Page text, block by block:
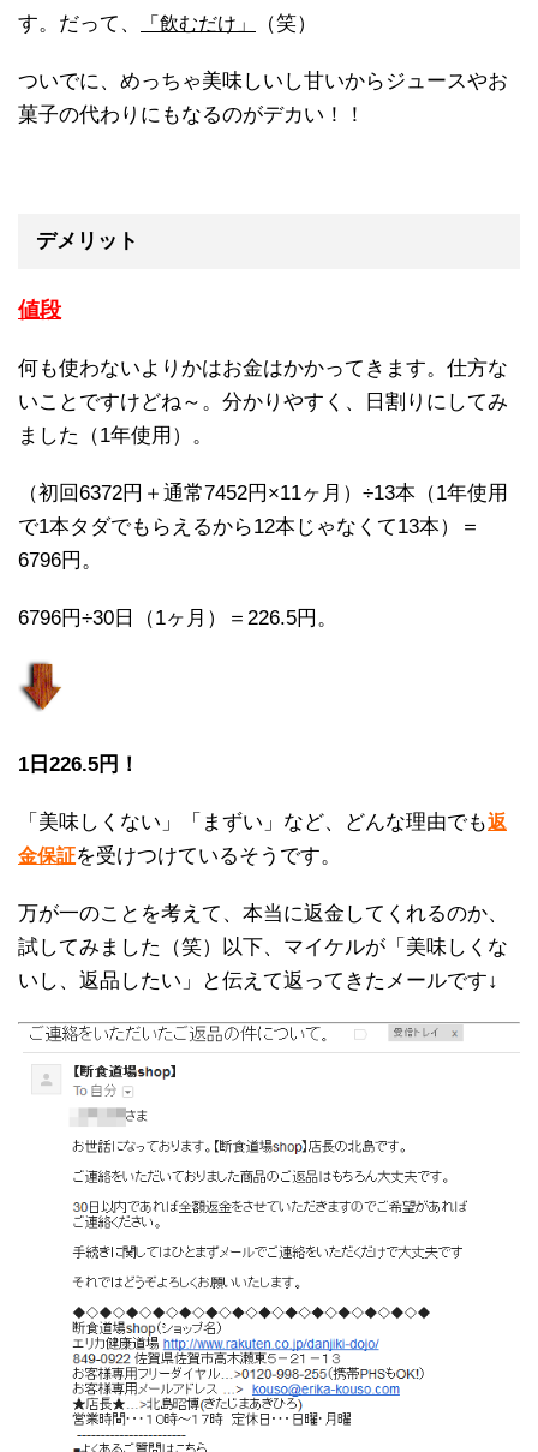
す。だって、
「飲むだけ」 （笑）
ついでに、めっちゃ美味しいし甘いからジュースやお
菓子の代わりにもなるのがデカい！！
デメリット
値段
何も使わないよりかはお金はかかってきます。仕方な
いことですけどね～。分かりやすく、日割りにしてみ
ました（1年使用）。
（初回6372円＋通常7452円×11ヶ月）÷13本（1年使用
で1本タダでもらえるから12本じゃなくて13本）＝
6796円。
6796円÷30日（1ヶ月）＝226.5円。
1日226.5円！
「美味しくない」「まずい」など、どんな理由でも返
金保証を受けつけているそうです。
万が一のことを考えて、本当に返金してくれるのか、
試してみました（笑）以下、マイケルが「美味しくな
いし、返品したい」と伝えて返ってきたメールです↓